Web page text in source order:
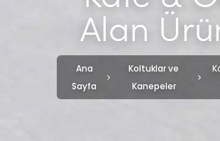
Alan
Ana
Sayfa
Koltuklar ve
Kanepeler